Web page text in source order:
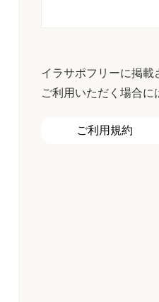
イラサポフリーに掲
ご利用いただく場合に
ご利用規約